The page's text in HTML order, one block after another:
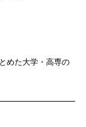
めた大学・高専の